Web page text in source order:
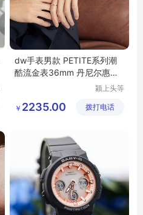
dw手表男款 PETITE系列潮
酷流金表36mm 丹尼尔惠灵
颍上头等
展有限公
￥ 2235.00 拨打电话